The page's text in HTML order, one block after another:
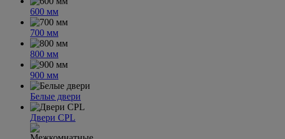
600 мм
700 мм
800 мм
900 мм
Белые двери
Двери CPL